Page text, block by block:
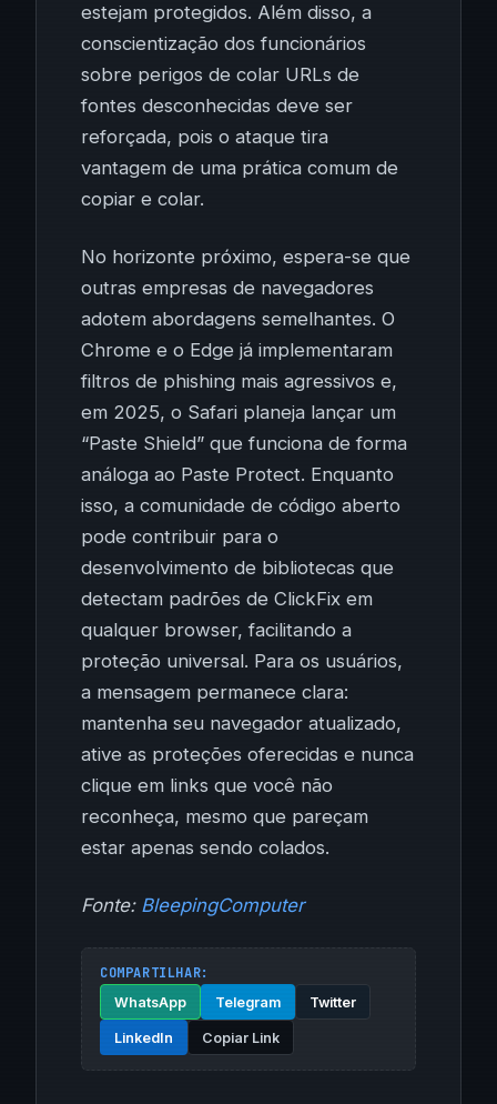
estejam protegidos. Além disso, a
conscientização dos funcionários
sobre perigos de colar URLs de
fontes desconhecidas deve ser
reforçada, pois o ataque tira
vantagem de uma prática comum de
copiar e colar.
No horizonte próximo, espera-se que
outras empresas de navegadores
adotem abordagens semelhantes. O
Chrome e o Edge já implementaram
filtros de phishing mais agressivos e,
em 2025, o Safari planeja lançar um
“Paste Shield” que funciona de forma
análoga ao Paste Protect. Enquanto
isso, a comunidade de código aberto
pode contribuir para o
desenvolvimento de bibliotecas que
detectam padrões de ClickFix em
qualquer browser, facilitando a
proteção universal. Para os usuários,
a mensagem permanece clara:
mantenha seu navegador atualizado,
ative as proteções oferecidas e nunca
clique em links que você não
reconheça, mesmo que pareçam
estar apenas sendo colados.
Fonte: BleepingComputer
COMPARTILHAR:
WhatsApp Telegram Twitter
LinkedIn Copiar Link